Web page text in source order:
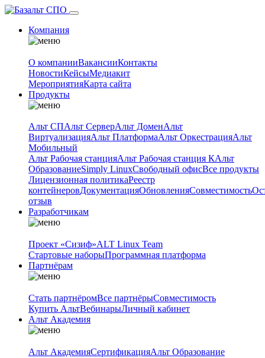
Компания
О компанииВакансииКонтакты
НовостиКейсыМедиакит
МероприятияКарта сайта
Продукты
Альт СПАльт СерверАльт ДоменАльт
ВиртуализацияАльт ПлатформаАльт ОркестрацияАльт
Мобильный
Альт Рабочая станцияАльт Рабочая станция КАльт
ОбразованиеSimply LinuxСвободный офисВсе продукты
Лицензионная политикаРеестр
контейнеровДокументацияОбновленияСовместимость
отзыв
Разработчикам
Проект «Сизиф»ALT Linux Team
Стартовые наборыПрограммная платформа
Партнёрам
Стать партнёромВсе партнёрыСовместимость
Купить АльтВебинарыЛичный кабинет
Альт Академия
Альт АкадемияСертификацияАльт Образование